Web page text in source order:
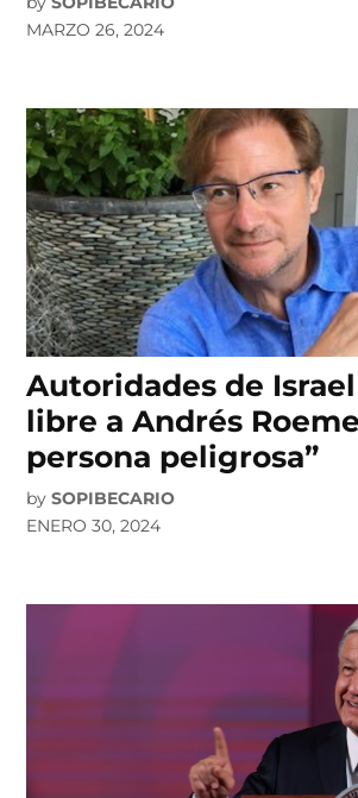
MARZO 26, 2024
Autoridades de
libre a Andrés
persona peligrosa”
by SOPIBECARIO
ENERO 30, 2024